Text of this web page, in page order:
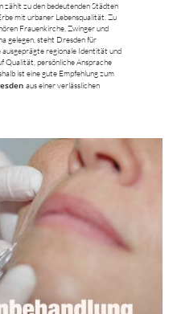
zu den bedeutenden Städten
mit urbaner Lebensqualität. Zu
Frauenkirche, Zwinger und
gelegen, steht Dresden für
regionale Identität und
Qualität, persönliche Ansprache
ist eine gute Empfehlung zum
aus einer verlässlichen